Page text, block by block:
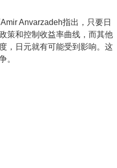
Anvarzadeh指出，只要日
策和控制收益率曲线，而其他
，日元就有可能受到影响。这
。